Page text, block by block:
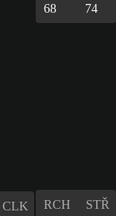
68
74
CLK
RCH
STŘ